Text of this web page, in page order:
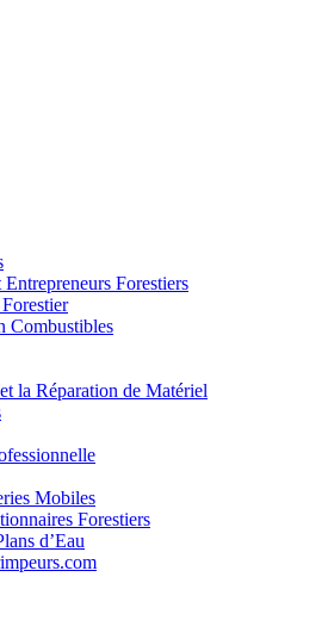
Forestiers
Combustibles
la Réparation de Matériel
Mobiles
Forestiers
d’Eau